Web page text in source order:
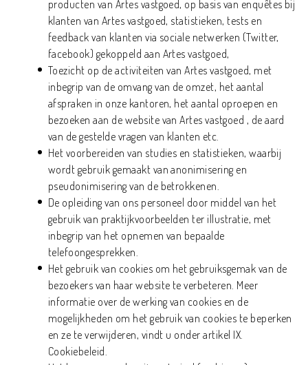
producten van Artes vastgoed, op basis van enquêtes bij
klanten van Artes vastgoed, statistieken, tests en
feedback van klanten via sociale netwerken (Twitter,
facebook) gekoppeld aan Artes vastgoed,
Toezicht op de activiteiten van Artes vastgoed, met
inbegrip van de omvang van de omzet, het aantal
afspraken in onze kantoren, het aantal oproepen en
bezoeken aan de website van Artes vastgoed , de aard
van de gestelde vragen van klanten etc.
Het voorbereiden van studies en statistieken, waarbij
wordt gebruik gemaakt van anonimisering en
pseudonimisering van de betrokkenen.
De opleiding van ons personeel door middel van het
gebruik van praktijkvoorbeelden ter illustratie, met
inbegrip van het opnemen van bepaalde
telefoongesprekken.
Het gebruik van cookies om het gebruiksgemak van de
bezoekers van haar website te verbeteren. Meer
informatie over de werking van cookies en de
mogelijkheden om het gebruik van cookies te beperken
en ze te verwijderen, vindt u onder artikel IX.
Cookiebeleid.